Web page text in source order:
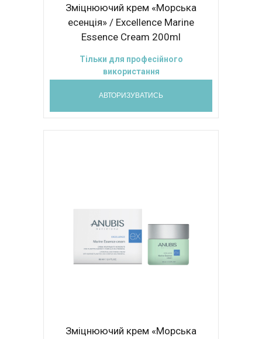
Зміцнюючий крем «Морська
есенція» / Excellence Marine
Essence Cream 200ml
Тільки для професійного
використання
АВТОРИЗУВАТИСЬ
Зміцнюючий крем «Морська